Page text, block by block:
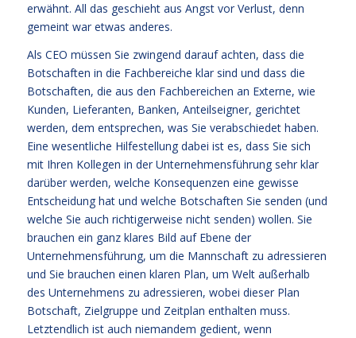
erwähnt. All das geschieht aus Angst vor Verlust, denn
gemeint war etwas anderes.
Als CEO müssen Sie zwingend darauf achten, dass die
Botschaften in die Fachbereiche klar sind und dass die
Botschaften, die aus den Fachbereichen an Externe, wie
Kunden, Lieferanten, Banken, Anteilseigner, gerichtet
werden, dem entsprechen, was Sie verabschiedet haben.
Eine wesentliche Hilfestellung dabei ist es, dass Sie sich
mit Ihren Kollegen in der Unternehmensführung sehr klar
darüber werden, welche Konsequenzen eine gewisse
Entscheidung hat und welche Botschaften Sie senden (und
welche Sie auch richtigerweise nicht senden) wollen. Sie
brauchen ein ganz klares Bild auf Ebene der
Unternehmensführung, um die Mannschaft zu adressieren
und Sie brauchen einen klaren Plan, um Welt außerhalb
des Unternehmens zu adressieren, wobei dieser Plan
Botschaft, Zielgruppe und Zeitplan enthalten muss.
Letztendlich ist auch niemandem gedient, wenn